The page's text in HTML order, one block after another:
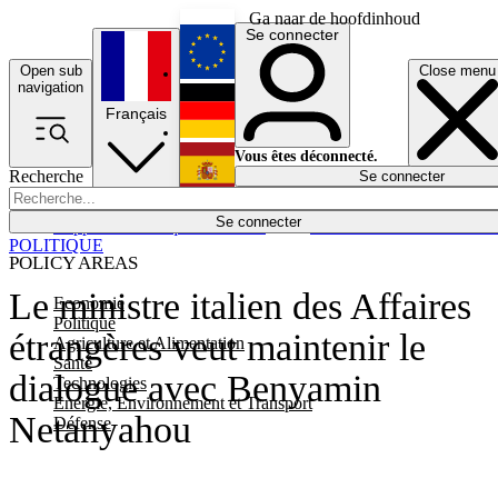
Ga naar de hoofdinhoud
Open sub
navigation
Close menu
Recherche
Se connecter
POLICY AREAS
Economie
Politique
Agriculture et Alimentation
Santé
Technologies
Energie, Environnement et Transport
Défense
Économie
Français
English
Deutsch
Español
Se connecter
Vous êtes déconnecté.
Se connecter
Le ministre italien des Affaires
étrangères veut maintenir le
dialogue avec Benyamin
Netanyahou
POLITIQUE